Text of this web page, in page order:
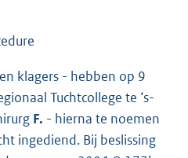
klagers - hebben op 9
Tuchtcollege te ‘s-
F. - hierna te noemen
ingediend. Bij beslissing